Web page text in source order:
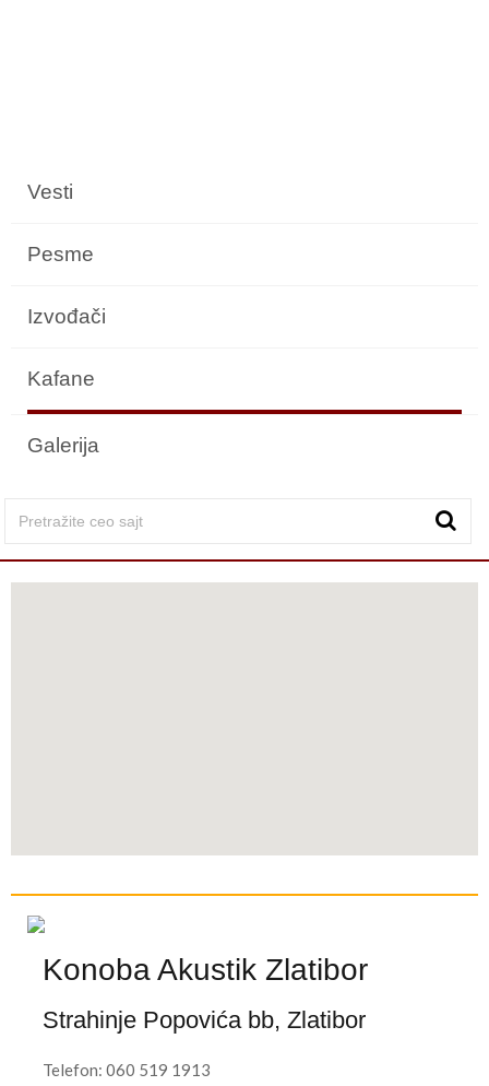
Vesti
Pesme
Izvođači
Kafane
Galerija
Konoba Akustik Zlatibor
Strahinje Popovića bb,Zlatibor
Telefon:060 519 1913